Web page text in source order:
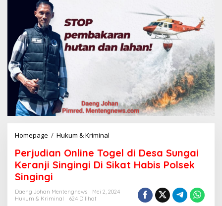
Homepage / Hukum & Kriminal
r
j
u
i
Perjudian Online Togel di Desa Sungai
Keranji Singingi Di Sikat Habis Polsek
Singingi
Daeng Johan Mentengnews
Mei 2, 2024
Hukum & Kriminal
624 Dilihat